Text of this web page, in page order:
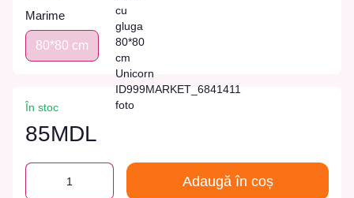
Marime
80*80 сm
În stoc
85MDL
Adaugă în coș